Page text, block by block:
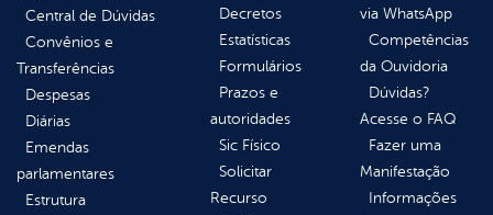
Central de Dúvidas
Convênios e
Transferências
Despesas
Diárias
Emendas
parlamentares
Estrutura
Decretos
Estatísticas
Formulários
Prazos e
autoridades
Sic Físico
Solicitar
Recurso
via WhatsApp
Competências
da Ouvidoria
Dúvidas?
Acesse o FAQ
Fazer uma
Manifestação
Informações